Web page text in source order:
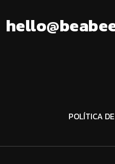
hello@beabe
POLÍTICA